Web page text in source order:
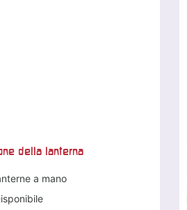
della lanterna
a mano